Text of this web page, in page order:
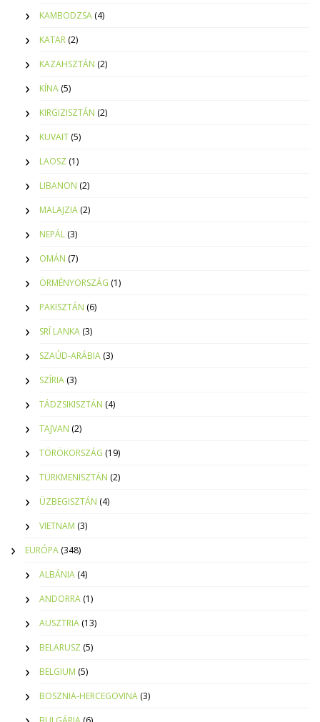
KAMBODZSA (4)
KATAR (2)
KAZAHSZTÁN (2)
KÍNA (5)
KIRGIZISZTÁN (2)
KUVAIT (5)
LAOSZ (1)
LIBANON (2)
MALAJZIA (2)
NEPÁL (3)
OMÁN (7)
ÖRMÉNYORSZÁG (1)
PAKISZTÁN (6)
SRÍ LANKA (3)
SZAÚD-ARÁBIA (3)
SZÍRIA (3)
TÁDZSIKISZTÁN (4)
TAJVAN (2)
TÖRÖKORSZÁG (19)
TÜRKMENISZTÁN (2)
ÜZBEGISZTÁN (4)
VIETNAM (3)
EURÓPA (348)
ALBÁNIA (4)
ANDORRA (1)
AUSZTRIA (13)
BELARUSZ (5)
BELGIUM (5)
BOSZNIA-HERCEGOVINA (3)